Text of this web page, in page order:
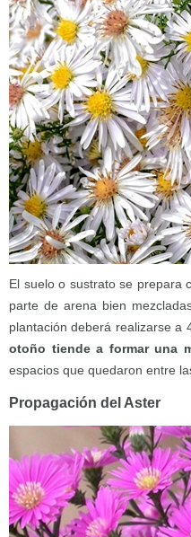
El suelo o sustrato se prepara
parte de arena bien
plantación deberá realizarse
otoño tiende a formar una
espacios que quedaron entre
Propagación del Aster